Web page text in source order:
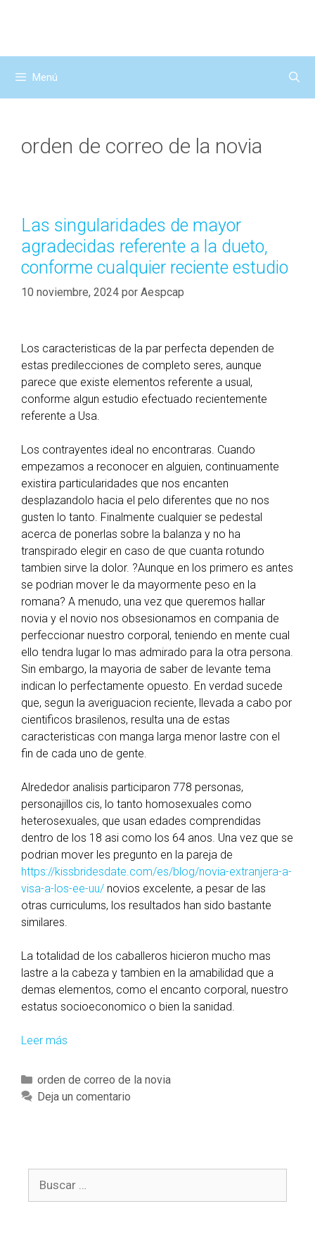
Menú
orden de correo de la novia
Las singularidades de mayor
agradecidas referente a la dueto,
conforme cualquier reciente estudio
10 noviembre, 2024 por Aespcap
Los caracteristicas de la par perfecta dependen de
estas predilecciones de completo seres, aunque
parece que existe elementos referente a usual,
conforme algun estudio efectuado recientemente
referente a Usa.
Los contrayentes ideal no encontraras. Cuando
empezamos a reconocer en alguien, continuamente
existira particularidades que nos encanten
desplazandolo hacia el pelo diferentes que no nos
gusten lo tanto. Finalmente cualquier se pedestal
acerca de ponerlas sobre la balanza y no ha
transpirado elegir en caso de que cuanta rotundo
tambien sirve la dolor. ?Aunque en los primero es antes
se podrian mover le da mayormente peso en la
romana? A menudo, una vez que queremos hallar
novia y el novio nos obsesionamos en compania de
perfeccionar nuestro corporal, teniendo en mente cual
ello tendra lugar lo mas admirado para la otra persona.
Sin embargo, la mayoria de saber de levante tema
indican lo perfectamente opuesto. En verdad sucede
que, segun la averiguacion reciente, llevada a cabo por
cientificos brasilenos, resulta una de estas
caracteristicas con manga larga menor lastre con el
fin de cada uno de gente.
Alrededor analisis participaron 778 personas,
personajillos cis, lo tanto homosexuales como
heterosexuales, que usan edades comprendidas
dentro de los 18 asi como los 64 anos. Una vez que se
podrian mover les pregunto en la pareja de
https://kissbridesdate.com/es/blog/novia-extranjera-a-
visa-a-los-ee-uu/ novios excelente, a pesar de las
otras curriculums, los resultados han sido bastante
similares.
La totalidad de los caballeros hicieron mucho mas
lastre a la cabeza y tambien en la amabilidad que a
demas elementos, como el encanto corporal, nuestro
estatus socioeconomico o bien la sanidad.
Leer más
s
s
a
C
a
r
í
orden de correo de la novia
Deja un comentario